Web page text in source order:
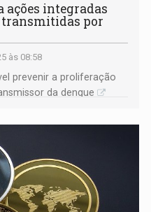
ações integradas
transmitidas por
às 08:58
prevenir a proliferação
da dengue